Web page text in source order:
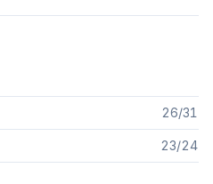
26/31
23/24